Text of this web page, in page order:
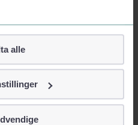
telefonnummer.
alle